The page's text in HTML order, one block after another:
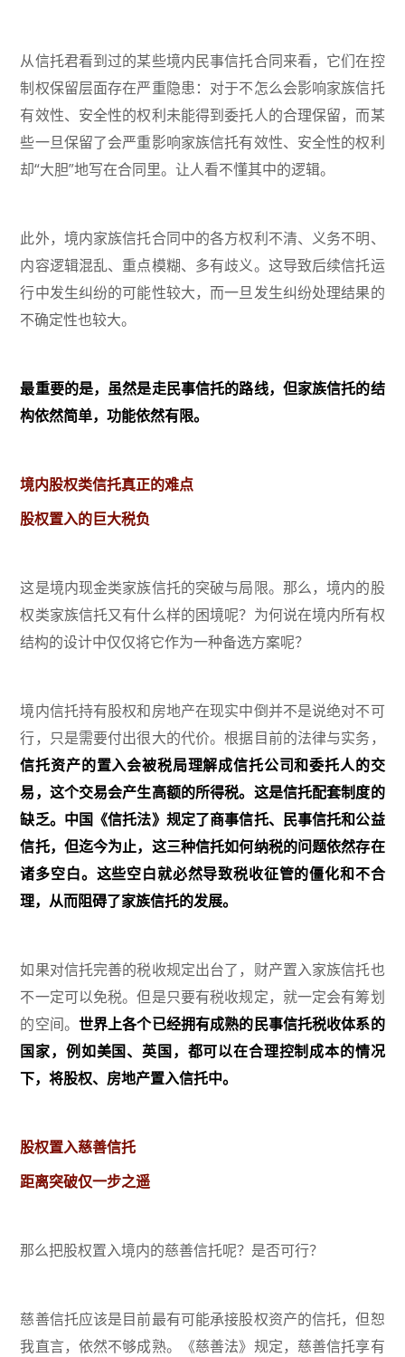
从信托君看到过的某些境内民事信托合同来看，它们在控
制权保留层面存在严重隐患：对于不怎么会影响家族信托
有效性、安全性的权利未能得到委托人的合理保留，而某
些一旦保留了会严重影响家族信托有效性、安全性的权利
却“大胆”地写在合同里。让人看不懂其中的逻辑。
此外，境内家族信托合同中的各方权利不清、义务不明、
内容逻辑混乱、重点模糊、多有歧义。这导致后续信托运
行中发生纠纷的可能性较大，而一旦发生纠纷处理结果的
不确定性也较大。
最重要的是，虽然是走民事信托的路线，但家族信托的结
构依然简单，功能依然有限。
境内股权类信托真正的难点
股权置入的巨大税负
这是境内现金类家族信托的突破与局限。那么，境内的股
权类家族信托又有什么样的困境呢？为何说在境内所有权
结构的设计中仅仅将它作为一种备选方案呢？
境内信托持有股权和房地产在现实中倒并不是说绝对不可
行，只是需要付出很大的代价。根据目前的法律与实务，
信托资产的置入会被税局理解成信托公司和委托人的交
易，这个交易会产生高额的所得税。这是信托配套制度的
缺乏。中国《信托法》规定了商事信托、民事信托和公益
信托，但迄今为止，这三种信托如何纳税的问题依然存在
诸多空白。这些空白就必然导致税收征管的僵化和不合
理，从而阻碍了家族信托的发展。
如果对信托完善的税收规定出台了，财产置入家族信托也
不一定可以免税。但是只要有税收规定，就一定会有筹划
的空间。 世界上各个已经拥有成熟的民事信托税收体系的
国家，例如美国、英国，都可以在合理控制成本的情况
下，将股权、房地产置入信托中。
股权置入慈善信托
距离突破仅一步之遥
那么把股权置入境内的慈善信托呢？是否可行？
慈善信托应该是目前最有可能承接股权资产的信托，但恕
我直言，依然不够成熟。《慈善法》规定，慈善信托享有